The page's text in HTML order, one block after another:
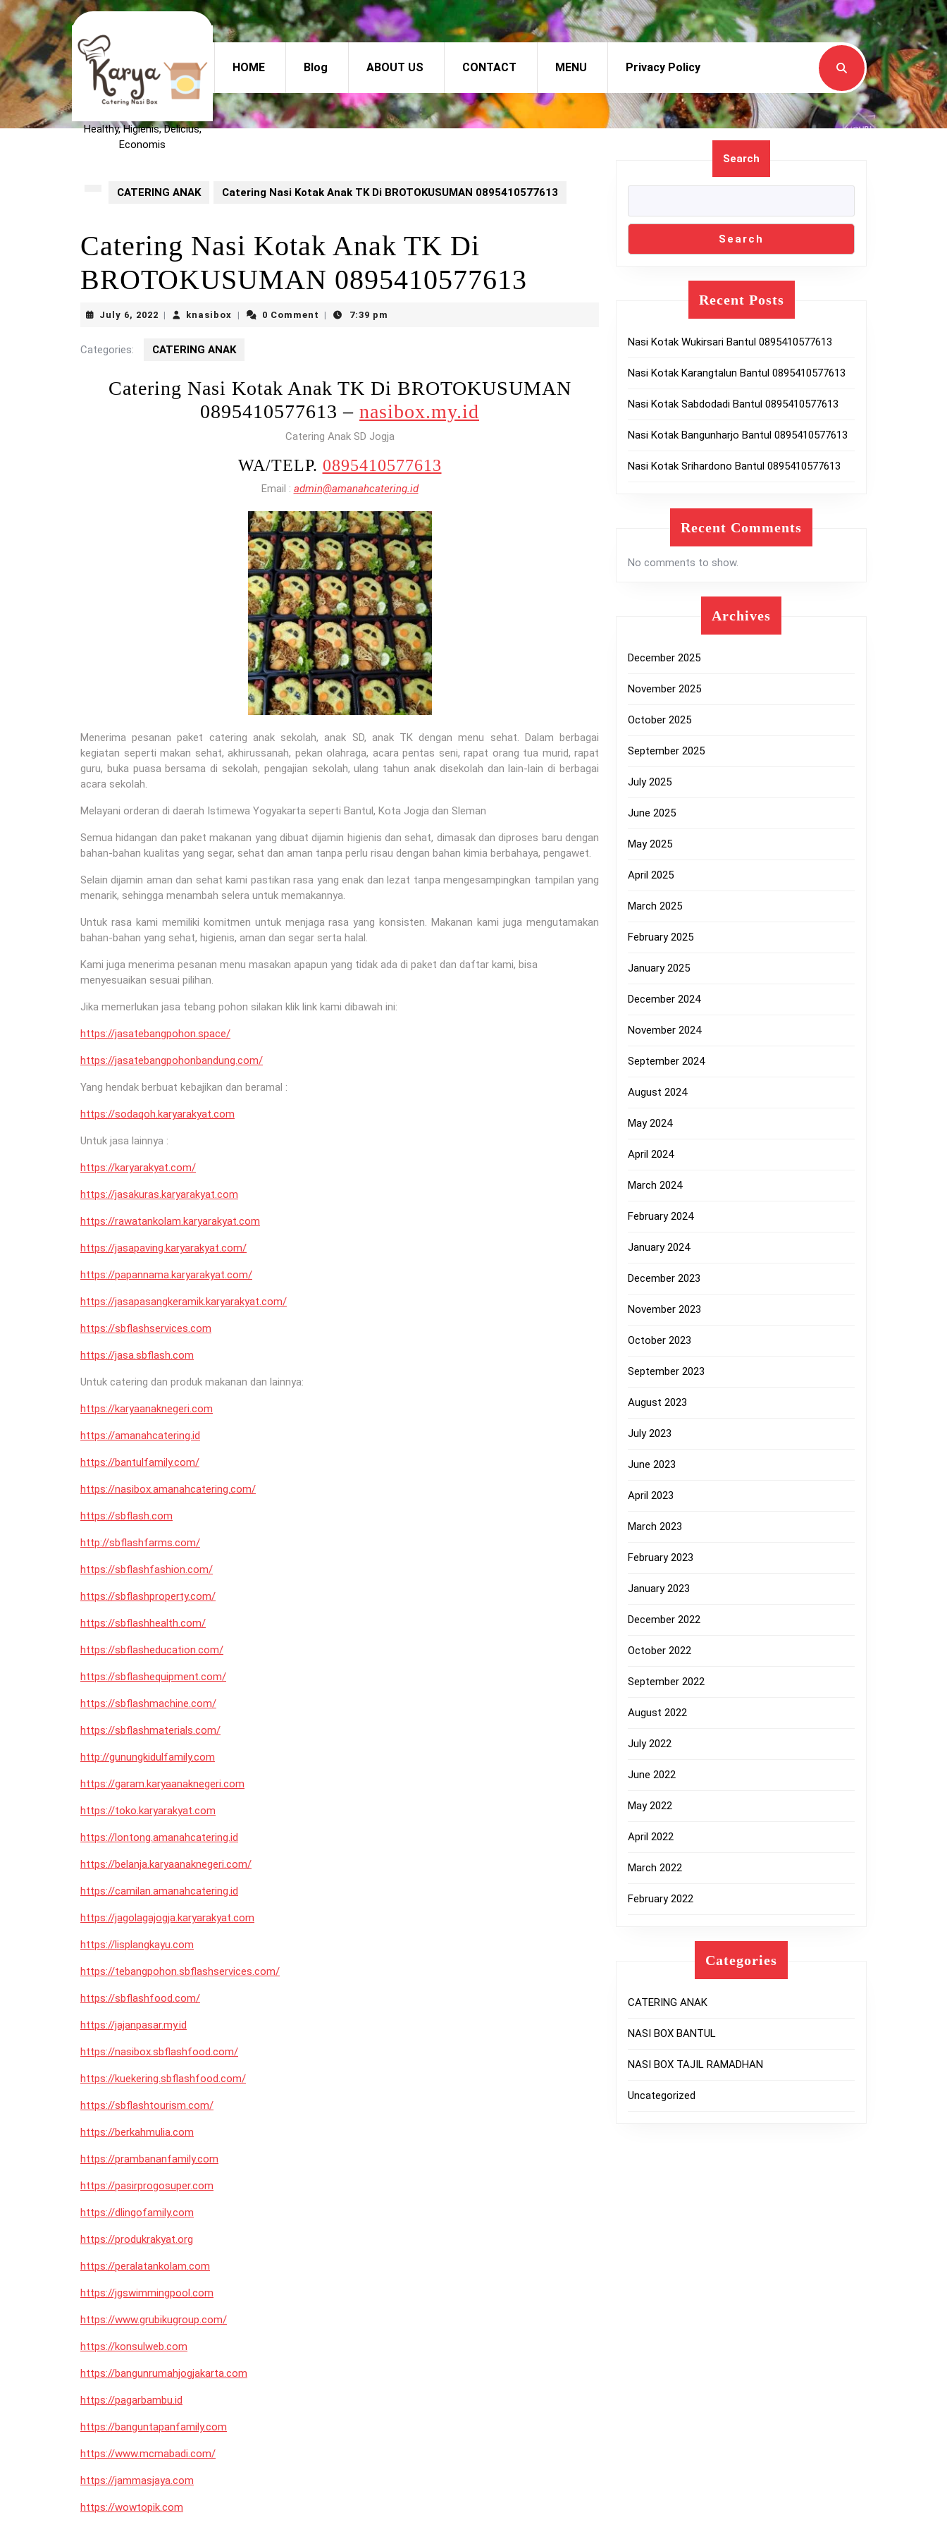
Skip
to
content
Healthy, Higienis, Delicius,
Economis
HOME Blog ABOUT US CONTACT MENU Privacy Policy
CATERING ANAK Catering Nasi Kotak Anak TK Di BROTOKUSUMAN 0895410577613
Catering Nasi Kotak Anak TK Di
BROTOKUSUMAN 0895410577613
July 6, 2022 July
knasibox knasibox0 Comment 7:39 pm
Categories: CATERING ANAK
Catering Nasi Kotak Anak TK Di BROTOKUSUMAN
0895410577613 – nasibox.my.id
Catering Anak SD Jogja
WA/TELP. 0895410577613
Email : admin@amanahcatering.id
Menerima pesanan paket catering anak sekolah, anak SD, anak TK dengan menu sehat. Dalam berbagai
kegiatan seperti makan sehat, akhirussanah, pekan olahraga, acara pentas seni, rapat orang tua murid, rapat
guru, buka puasa bersama di sekolah, pengajian sekolah, ulang tahun anak disekolah dan lain-lain di berbagai
acara sekolah.
Melayani orderan di daerah Istimewa Yogyakarta seperti Bantul, Kota Jogja dan Sleman
Semua hidangan dan paket makanan yang dibuat dijamin higienis dan sehat, dimasak dan diproses baru dengan
bahan-bahan kualitas yang segar, sehat dan aman tanpa perlu risau dengan bahan kimia berbahaya, pengawet.
Selain dijamin aman dan sehat kami pastikan rasa yang enak dan lezat tanpa mengesampingkan tampilan yang
menarik, sehingga menambah selera untuk memakannya.
Untuk rasa kami memiliki komitmen untuk menjaga rasa yang konsisten. Makanan kami juga mengutamakan
bahan-bahan yang sehat, higienis, aman dan segar serta halal.
Kami juga menerima pesanan menu masakan apapun yang tidak ada di paket dan daftar kami, bisa
menyesuaikan sesuai pilihan.
Jika memerlukan jasa tebang pohon silakan klik link kami dibawah ini:
https://jasatebangpohon.space/
https://jasatebangpohonbandung.com/
Yang hendak berbuat kebajikan dan beramal :
https://sodaqoh.karyarakyat.com
Untuk jasa lainnya :
https://karyarakyat.com/
https://jasakuras.karyarakyat.com
https://rawatankolam.karyarakyat.com
https://jasapaving.karyarakyat.com/
https://papannama.karyarakyat.com/
https://jasapasangkeramik.karyarakyat.com/
https://sbflashservices.com
https://jasa.sbflash.com
Untuk catering dan produk makanan dan lainnya:
https://karyaanaknegeri.com
https://amanahcatering.id
https://bantulfamily.com/
https://nasibox.amanahcatering.com/
https://sbflash.com
http://sbflashfarms.com/
https://sbflashfashion.com/
https://sbflashproperty.com/
https://sbflashhealth.com/
https://sbflasheducation.com/
https://sbflashequipment.com/
https://sbflashmachine.com/
https://sbflashmaterials.com/
http://gunungkidulfamily.com
https://garam.karyaanaknegeri.com
https://toko.karyarakyat.com
https://lontong.amanahcatering.id
https://belanja.karyaanaknegeri.com/
https://camilan.amanahcatering.id
https://jagolagajogja.karyarakyat.com
https://lisplangkayu.com
https://tebangpohon.sbflashservices.com/
https://sbflashfood.com/
https://jajanpasar.my.id
https://nasibox.sbflashfood.com/
https://kuekering.sbflashfood.com/
https://sbflashtourism.com/
https://berkahmulia.com
https://prambananfamily.com
https://pasirprogosuper.com
https://dlingofamily.com
https://produkrakyat.org
https://peralatankolam.com
https://jgswimmingpool.com
https://www.grubikugroup.com/
https://konsulweb.com
https://bangunrumahjogjakarta.com
https://pagarbambu.id
https://banguntapanfamily.com
https://www.mcmabadi.com/
https://jammasjaya.com
https://wowtopik.com
Search
Search
Recent Posts
Nasi Kotak Wukirsari Bantul 0895410577613
Nasi Kotak Karangtalun Bantul 0895410577613
Nasi Kotak Sabdodadi Bantul 0895410577613
Nasi Kotak Bangunharjo Bantul 0895410577613
Nasi Kotak Srihardono Bantul 0895410577613
Recent Comments
No comments to show.
Archives
December 2025
November 2025
October 2025
September 2025
July 2025
June 2025
May 2025
April 2025
March 2025
February 2025
January 2025
December 2024
November 2024
September 2024
August 2024
May 2024
April 2024
March 2024
February 2024
January 2024
December 2023
November 2023
October 2023
September 2023
August 2023
July 2023
June 2023
April 2023
March 2023
February 2023
January 2023
December 2022
October 2022
September 2022
August 2022
July 2022
June 2022
May 2022
April 2022
March 2022
February 2022
Categories
CATERING ANAK
NASI BOX BANTUL
NASI BOX TAJIL RAMADHAN
Uncategorized